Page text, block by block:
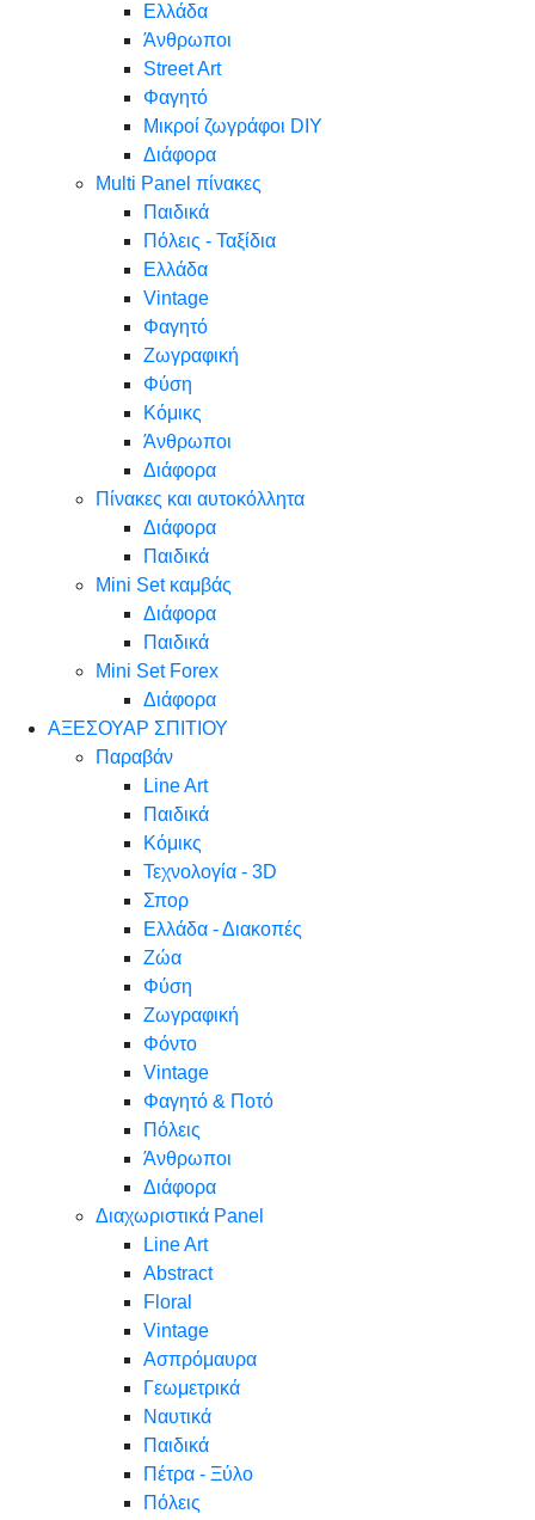
Ελλάδα
Άνθρωποι
Street Art
Φαγητό
Μικροί ζωγράφοι DIY
Διάφορα
Multi Panel πίνακες
Παιδικά
Πόλεις - Ταξίδια
Ελλάδα
Vintage
Φαγητό
Ζωγραφική
Φύση
Κόμικς
Άνθρωποι
Διάφορα
Πίνακες και αυτοκόλλητα
Διάφορα
Παιδικά
Mini Set καμβάς
Διάφορα
Παιδικά
Mini Set Forex
Διάφορα
ΑΞΕΣΟΥΑΡ ΣΠΙΤΙΟΥ
Παραβάν
Line Art
Παιδικά
Κόμικς
Τεχνολογία - 3D
Σπορ
Ελλάδα - Διακοπές
Ζώα
Φύση
Ζωγραφική
Φόντο
Vintage
Φαγητό & Ποτό
Πόλεις
Άνθρωποι
Διάφορα
Διαχωριστικά Panel
Line Art
Abstract
Floral
Vintage
Ασπρόμαυρα
Γεωμετρικά
Ναυτικά
Παιδικά
Πέτρα - Ξύλο
Πόλεις